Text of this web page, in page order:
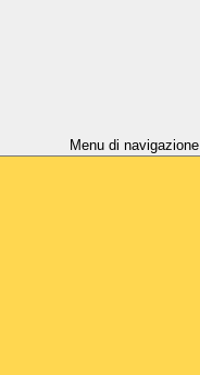
Menu di navigazione